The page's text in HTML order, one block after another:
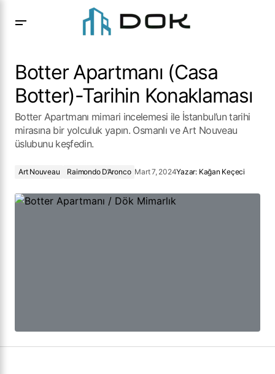
Botter Apartmanı (Casa
Botter)-Tarihin Konaklaması
Botter Apartmanı mimari incelemesi ile İstanbul’un tarihi
mirasına bir yolculuk yapın. Osmanlı ve Art Nouveau
üslubunu keşfedin.
Art Nouveau Raimondo D’Aronco Mart 7, 2024Yazar: Kağan Keçeci